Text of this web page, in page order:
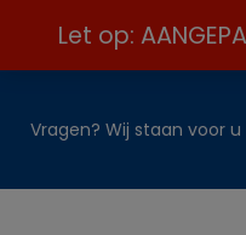
Let op:
Vragen? Wij staan voor u